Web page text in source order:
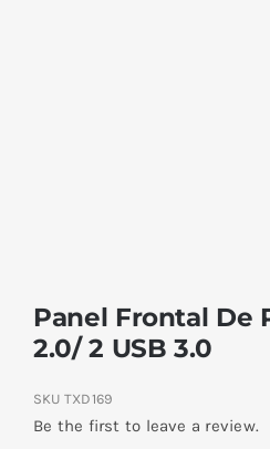
Panel Frontal De
2.0/ 2 USB 3.0
SKU TXD169
Be the first to leave a review.